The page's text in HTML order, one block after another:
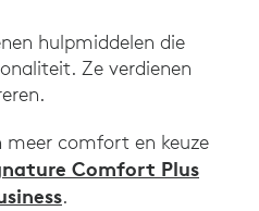
hulpmiddelen die
Ze verdienen
comfort en keuze
Comfort Plus
.